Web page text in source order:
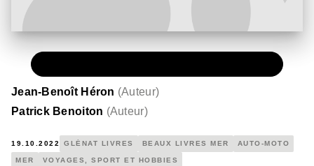
Jean-Benoît Héron (Auteur)
Patrick Benoiton (Auteur)
19.10.2022 GLÉNAT LIVRES BEAUX LIVRES MER AUTO-MOTO
MER VOYAGES, SPORT ET HOBBIES